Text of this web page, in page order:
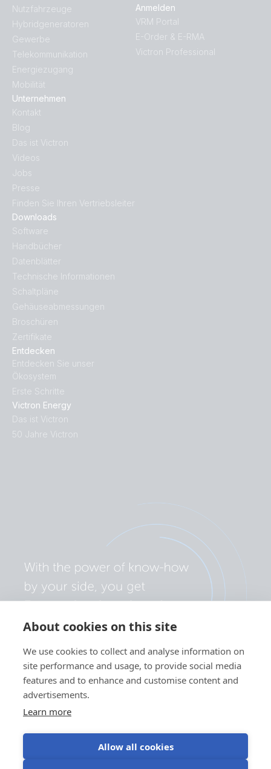
About cookies on this site
We use cookies to collect and analyse information on
site performance and usage, to provide social media
features and to enhance and customise content and
advertisements.
Learn more
Allow all cookies
Entdecken
Entdecken Sie unser
Ökosystem
Erste Schritte
Victron Energy
Das ist Victron
50 Jahre Victron
Downloads
Software
Handbücher
Datenblätter
Technische Informationen
Schaltpläne
Gehäuseabmessungen
Broschüren
Zertifikate
Nutzfahrzeuge
Hybridgeneratoren
Gewerbe
Telekommunikation
Energiezugang
Mobilität
Unternehmen
Kontakt
Blog
Das ist Victron
Videos
Jobs
Presse
Finden Sie Ihren Vertriebsleiter
Anmelden
VRM Portal
E-Order & E-RMA
Victron Professional
Datenschutzerklärung